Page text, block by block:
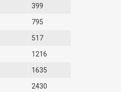
399
795
517
1216
1635
2430